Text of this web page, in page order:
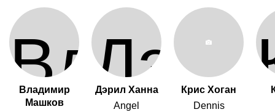
влюбился в одну из красоток…
Владимир
Машков
Дэрил Ханна
Angel
Крис Хоган
Dennis